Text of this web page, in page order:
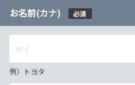
お名前(カナ) 必須
例）トヨタ